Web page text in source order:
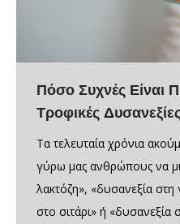
Πόσο Συχνές Είναι
Τροφικές
Τα τελευταία χρόνια
γύρω μας ανθρώπους να
λακτόζη», «δυσανεξία
στο σιτάρι» ή «δυσανεξία